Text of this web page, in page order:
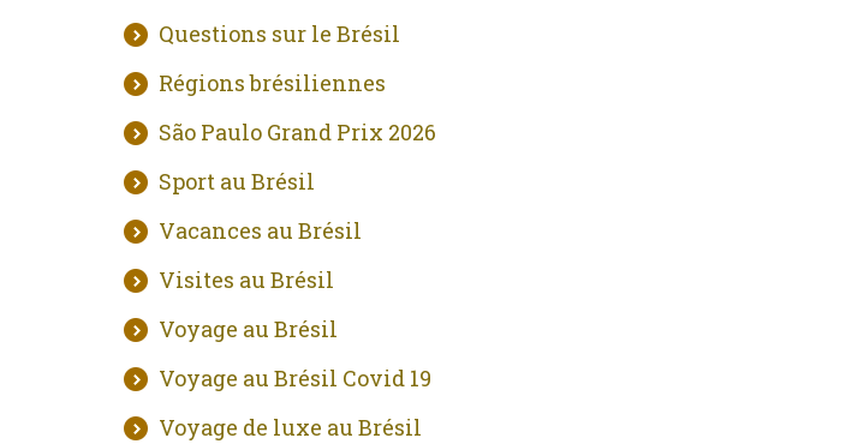
Questions sur le Brésil
Régions brésiliennes
São Paulo Grand Prix 2026
Sport au Brésil
Vacances au Brésil
Visites au Brésil
Voyage au Brésil
Voyage au Brésil Covid 19
Voyage de luxe au Brésil